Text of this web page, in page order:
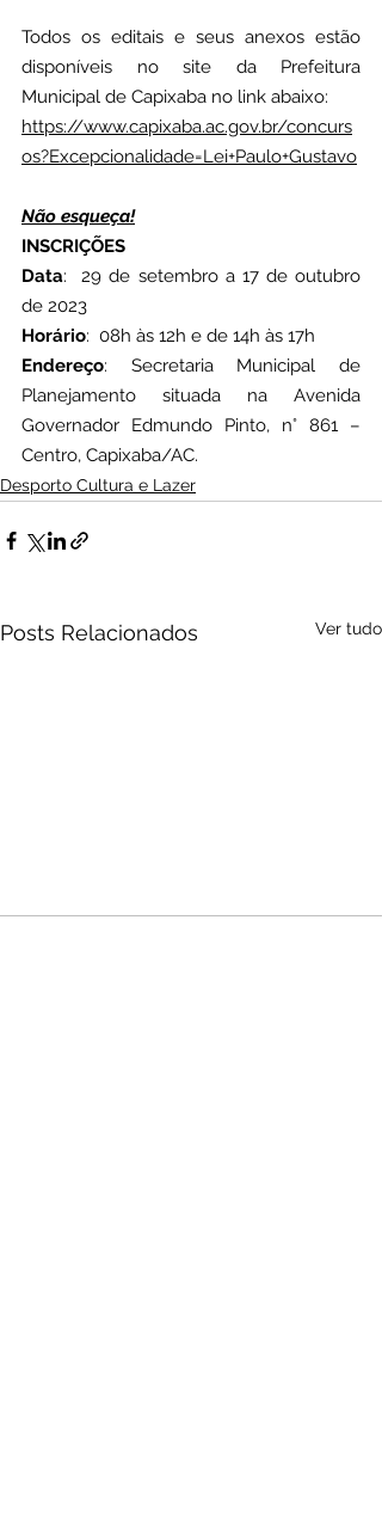
Todos os editais e seus anexos estão
disponíveis no site da Prefeitura
Municipal de Capixaba no link abaixo:
https://www.capixaba.ac.gov.br/concurs
os?Excepcionalidade=Lei+Paulo+Gustavo
Não esqueça!
INSCRIÇÕES
Data:  29 de setembro a 17 de outubro
de 2023
Horário:  08h às 12h e de 14h às 17h
Endereço: Secretaria Municipal de
Planejamento situada na Avenida
Governador Edmundo Pinto, n° 861 –
Centro, Capixaba/AC.
Desporto Cultura e Lazer
Posts Relacionados Ver tudo